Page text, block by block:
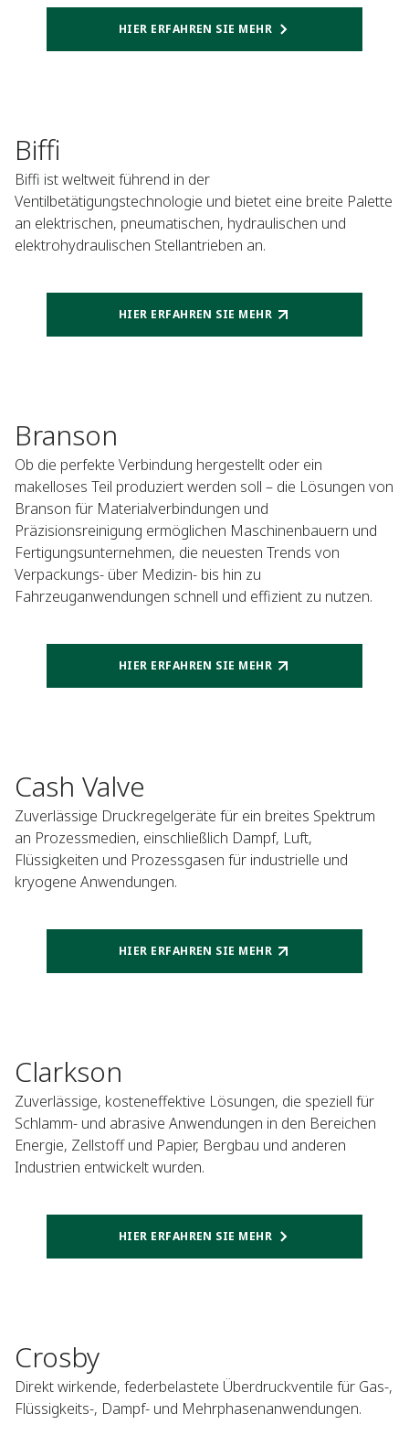
HIER ERFAHREN SIE MEHR
Biffi
Biffi ist weltweit führend in der
Ventilbetätigungstechnologie und bietet eine breite Palette
an elektrischen, pneumatischen, hydraulischen und
elektrohydraulischen Stellantrieben an.
HIER ERFAHREN SIE MEHR
Branson
Ob die perfekte Verbindung hergestellt oder ein
makelloses Teil produziert werden soll – die Lösungen von
Branson für Materialverbindungen und
Präzisionsreinigung ermöglichen Maschinenbauern und
Fertigungsunternehmen, die neuesten Trends von
Verpackungs- über Medizin- bis hin zu
Fahrzeuganwendungen schnell und effizient zu nutzen.
HIER ERFAHREN SIE MEHR
Cash Valve
Zuverlässige Druckregelgeräte für ein breites Spektrum
an Prozessmedien, einschließlich Dampf, Luft,
Flüssigkeiten und Prozessgasen für industrielle und
kryogene Anwendungen.
HIER ERFAHREN SIE MEHR
Clarkson
Zuverlässige, kosteneffektive Lösungen, die speziell für
Schlamm- und abrasive Anwendungen in den Bereichen
Energie, Zellstoff und Papier, Bergbau und anderen
Industrien entwickelt wurden.
HIER ERFAHREN SIE MEHR
Crosby
Direkt wirkende, federbelastete Überdruckventile für Gas-,
Flüssigkeits-, Dampf- und Mehrphasenanwendungen.